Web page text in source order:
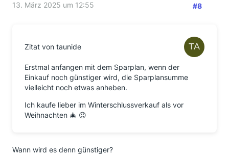
13. März 2025 um 12:55 #8
Zitat von taunide
Erstmal anfangen mit dem Sparplan, wenn der
Einkauf noch günstiger wird, die Sparplansumme
vielleicht noch etwas anheben.
Ich kaufe lieber im Winterschlussverkauf als vor
Weihnachten 🎄 😉
Wann wird es denn günstiger?